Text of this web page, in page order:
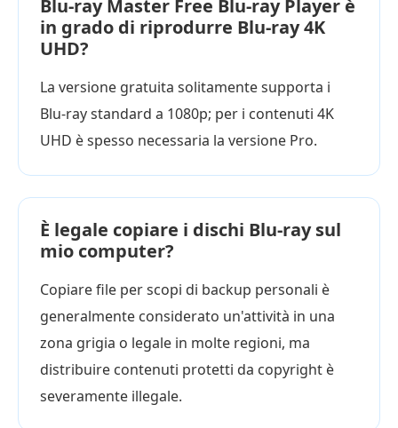
Blu-ray Master Free Blu-ray Player è
in grado di riprodurre Blu-ray 4K
UHD?
La versione gratuita solitamente supporta i
Blu-ray standard a 1080p; per i contenuti 4K
UHD è spesso necessaria la versione Pro.
È legale copiare i dischi Blu-ray sul
mio computer?
Copiare file per scopi di backup personali è
generalmente considerato un'attività in una
zona grigia o legale in molte regioni, ma
distribuire contenuti protetti da copyright è
severamente illegale.